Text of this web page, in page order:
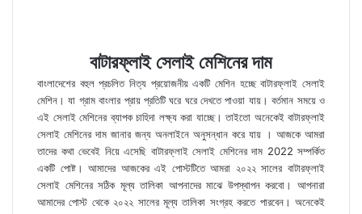
বাটারফ্লাই সেলাই মেশিনের দাম
বাংলাদেশের বহুল প্রচলিত নিত্য প্রয়োজনীয় একটি মেশিন হচ্ছে বাটারফ্লাই সেলাই
মেশিন। যা গ্রাম বাংলার প্রায় প্রতিটি ঘরে ঘরে দেখতে পাওয়া যায়। বর্তমান সময়ে ও
এই সেলাই মেশিনের ব্যাপক চাহিদা লক্ষ্য করা যাচ্ছে। তাইতো অনেকেই বাটারফ্লাই
সেলাই মেশিনের দাম জানার জন্য অনলাইনে অনুসন্ধান করে যায় । আজকে আমরা
তাদের কথা ভেবেই নিয়ে এসেছি বাটারফ্লাই সেলাই মেশিনের দাম 2022 সম্পর্কিত
একটি পোষ্ট। আমাদের আজকের এই পোস্টটিতে আমরা ২০২২ সালের বাটারফ্লাই
সেলাই মেশিনের সঠিক মূল্য তালিকা আপনাদের মাঝে উপস্থাপন করবো। আপনারা
আমাদের পোস্ট থেকে ২০২২ সালের মূল্য তালিকা সংগ্রহ করতে পারবেন। অনেকেই